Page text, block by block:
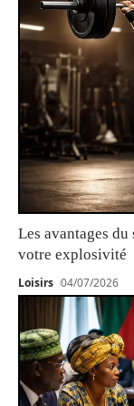
Les avantages
votre explosivité
Loisirs 04/07/2026